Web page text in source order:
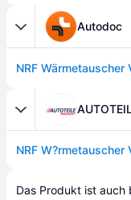
Autodoc
Das Produkt ist auch